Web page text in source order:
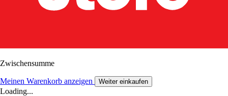
Zwischensumme
Meinen Warenkorb anzeigen Weiter einkaufen
Loading...